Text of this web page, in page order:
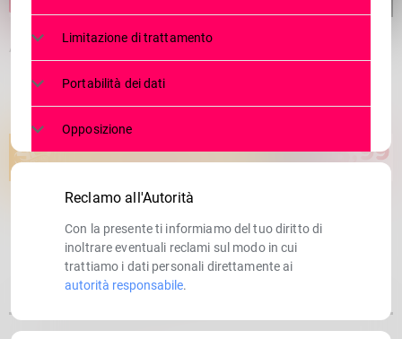
Addio a Luca Caniato, con lui il ”decollo” della Valle Spluga
Limitazione di trattamento
Portabilità dei dati
Opposizione
Reclamo all'Autorità
Con la presente ti informiamo del tuo diritto di
inoltrare eventuali reclami sul modo in cui
trattiamo i dati personali direttamente ai
autorità responsabile.